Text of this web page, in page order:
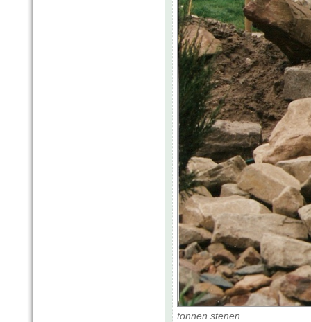
tonnen stenen